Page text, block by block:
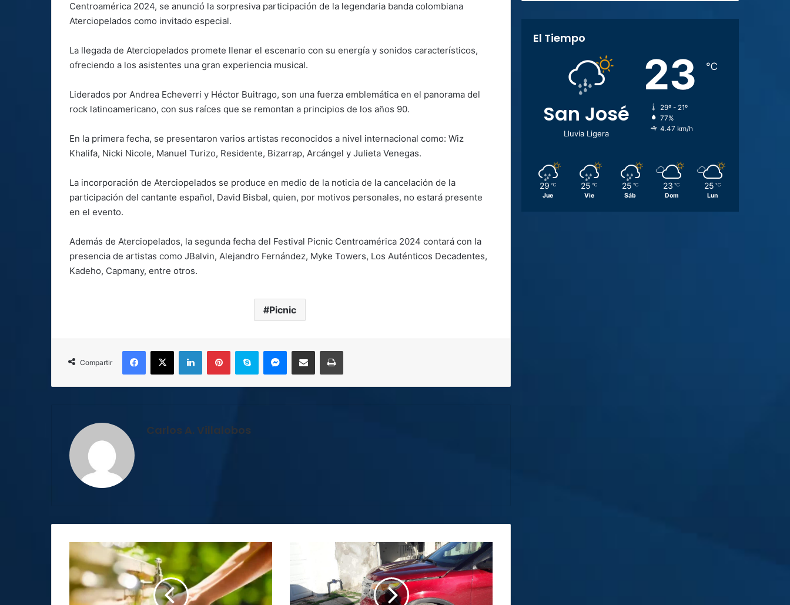
Centroamérica 2024, se anunció la sorpresiva participación de la legendaria banda colombiana
Aterciopelados como invitado especial.
La llegada de Aterciopelados promete llenar el escenario con su energía y sonidos característicos,
ofreciendo a los asistentes una gran experiencia musical.
Liderados por Andrea Echeverri y Héctor Buitrago, son una fuerza emblemática en el panorama del
rock latinoamericano, con sus raíces que se remontan a principios de los años 90.
En la primera fecha, se presentaron varios artistas reconocidos a nivel internacional como: Wiz
Khalifa, Nicki Nicole, Manuel Turizo, Residente, Bizarrap, Arcángel y Julieta Venegas.
La incorporación de Aterciopelados se produce en medio de la noticia de la cancelación de la
participación del cantante español, David Bisbal, quien, por motivos personales, no estará presente
en el evento.
Además de Aterciopelados, la segunda fecha del Festival Picnic Centroamérica 2024 contará con la
presencia de artistas como JBalvin, Alejandro Fernández, Myke Towers, Los Auténticos Decadentes,
Kadeho, Capmany, entre otros.
Picnic
Compartir
Facebook
X LinkedInPinterestSkype MessengerCompartir por correo electrónicoImprimir
Carlos A. Villalobos
¡Atención
vecinos
heredianos!
ESPH
realizará
a
conductores
El Tiempo
San José
Lluvia Ligera
23 ℃
29º - 21º
77%
4.47 km/h
29 ℃
Jue
25 ℃
Vie
25 ℃
Sáb
23 ℃
Dom
25 ℃
Lun